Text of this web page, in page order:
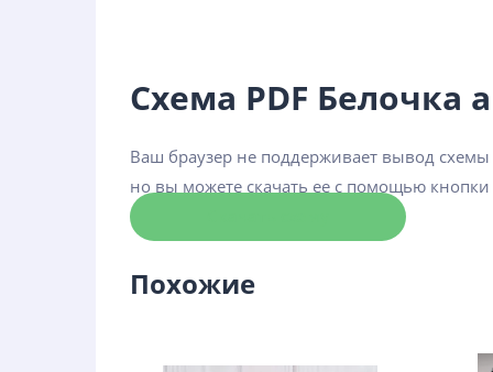
Схема PDF
Ваш браузер не поддерживает вывод
но вы можете скачать ее с помощью кнопки
Похожие